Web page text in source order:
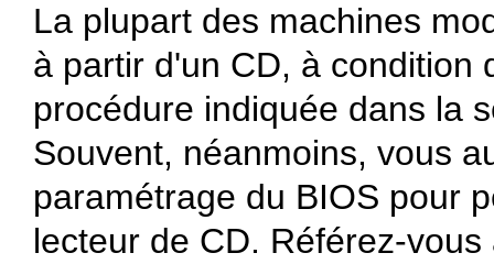
La plupart des machines
à partir d'un CD, à condition
procédure indiquée dans la
Souvent, néanmoins, vous
paramétrage du BIOS pour
lecteur de CD. Référez-